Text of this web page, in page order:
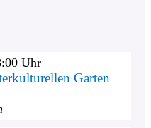
Uhr
Garten